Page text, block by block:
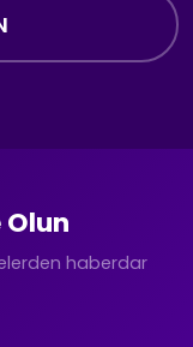
haberdar